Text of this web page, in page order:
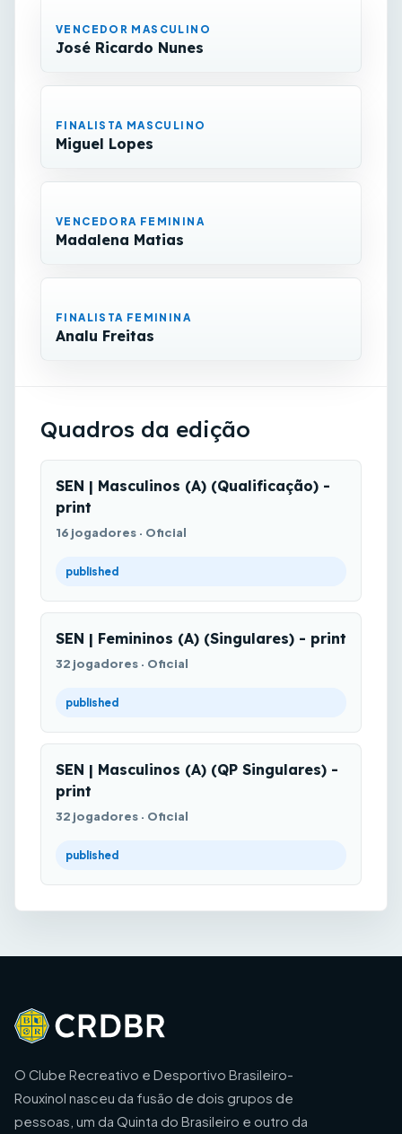
VENCEDOR MASCULINO
José Ricardo Nunes
FINALISTA MASCULINO
Miguel Lopes
VENCEDORA FEMININA
Madalena Matias
FINALISTA FEMININA
Analu Freitas
Quadros da edição
SEN | Masculinos (A) (Qualificação) -
print
16 jogadores · Oficial
published
SEN | Femininos (A) (Singulares) - print
32 jogadores · Oficial
published
SEN | Masculinos (A) (QP Singulares) -
print
32 jogadores · Oficial
published
O Clube Recreativo e Desportivo Brasileiro-
Rouxinol nasceu da fusão de dois grupos de
pessoas, um da Quinta do Brasileiro e outro da